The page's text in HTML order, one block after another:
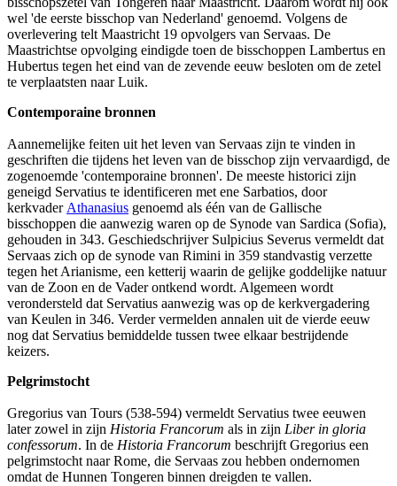
wel 'de eerste bisschop van Nederland' genoemd. Volgens de
overlevering telt Maastricht 19 opvolgers van Servaas. De
Maastrichtse opvolging eindigde toen de bisschoppen Lambertus en
Hubertus tegen het eind van de zevende eeuw besloten om de zetel
te verplaatsten naar Luik.
Contemporaine bronnen
Aannemelijke feiten uit het leven van Servaas zijn te vinden in
geschriften die tijdens het leven van de bisschop zijn vervaardigd, de
zogenoemde 'contemporaine bronnen'. De meeste historici zijn
geneigd Servatius te identificeren met ene Sarbatios, door
kerkvader Athanasius genoemd als één van de Gallische
bisschoppen die aanwezig waren op de Synode van Sardica (Sofia),
gehouden in 343. Geschiedschrijver Sulpicius Severus vermeldt dat
Servaas zich op de synode van Rimini in 359 standvastig verzette
tegen het Arianisme, een ketterij waarin de gelijke goddelijke natuur
van de Zoon en de Vader ontkend wordt. Algemeen wordt
verondersteld dat Servatius aanwezig was op de kerkvergadering
van Keulen in 346. Verder vermelden annalen uit de vierde eeuw
nog dat Servatius bemiddelde tussen twee elkaar bestrijdende
keizers.
Pelgrimstocht
Gregorius van Tours (538-594) vermeldt Servatius twee eeuwen
later zowel in zijn Historia Francorum als in zijn Liber in gloria
confessorum. In de Historia Francorum beschrijft Gregorius een
pelgrimstocht naar Rome, die Servaas zou hebben ondernomen
omdat de Hunnen Tongeren binnen dreigden te vallen.